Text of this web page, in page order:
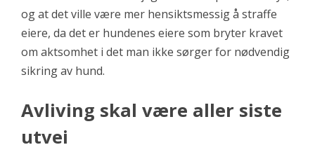
og at det ville være mer hensiktsmessig å straffe
eiere, da det er hundenes eiere som bryter kravet
om aktsomhet i det man ikke sørger for nødvendig
sikring av hund.
Avliving skal være aller siste
utvei